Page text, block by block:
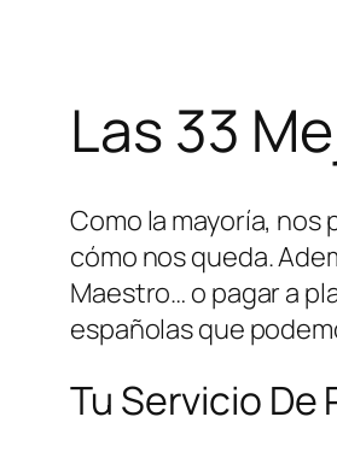
Las 33
Como la mayoría,
cómo nos queda.
Maestro… o pagar a
españolas que
Tu Servicio De